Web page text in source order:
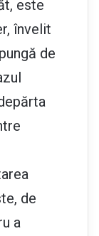
este
învelit
de
de
a